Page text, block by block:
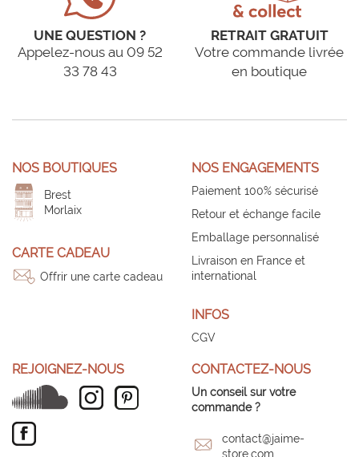
UNE QUESTION ?
Appelez-nous au 09 52
33 78 43
RETRAIT GRATUIT
Votre commande livrée
en boutique
NOS BOUTIQUES
Brest
Morlaix
CARTE CADEAU
Offrir une carte cadeau
NOS ENGAGEMENTS
Paiement 100% sécurisé
Retour et échange facile
Emballage personnalisé
Livraison en France et
international
INFOS
CGV
REJOIGNEZ-NOUS CONTACTEZ-NOUS
Un conseil sur votre
commande ?
contact@jaime-
store.com